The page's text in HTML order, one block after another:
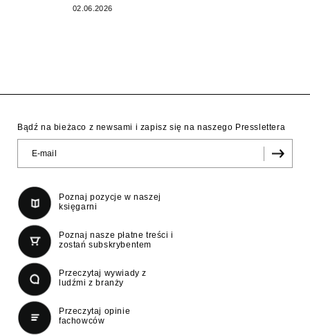
02.06.2026
Bądź na bieżaco z newsami i zapisz się na naszego Presslettera
Poznaj pozycje w naszej
księgarni
Poznaj nasze płatne treści i
zostań subskrybentem
Przeczytaj wywiady z
ludźmi z branży
Przeczytaj opinie
fachowców